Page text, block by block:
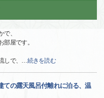
、
屋です。
で、 …続きを読む
の露天風呂付離れに泊る、温